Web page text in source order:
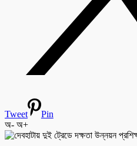
Tweet
Pin
অ- অ+